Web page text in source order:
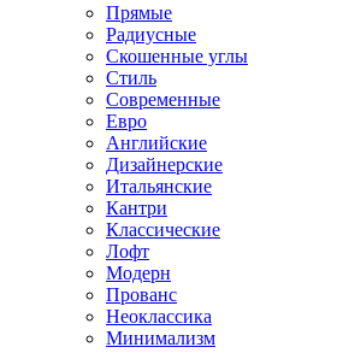
Прямые
Радиусные
Скошенные углы
Стиль
Современные
Евро
Английские
Дизайнерские
Итальянские
Кантри
Классические
Лофт
Модерн
Прованс
Неоклассика
Минимализм